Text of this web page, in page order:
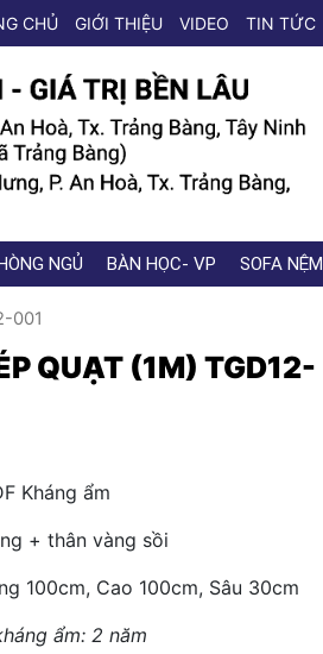
CHỦ GIỚI THIỆU VIDEO TIN TỨC
NGỦ BÀN HỌC- VP SOFA NỆM
001
QUẠT (1M) TGD12-
Kháng ẩm
+ thân vàng sồi
100cm, Cao 100cm, Sâu 30cm
ẩm: 2 năm